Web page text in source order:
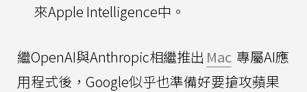
來Apple Intelligence中。
繼OpenAI與Anthropic相繼推出 Mac 專屬AI應
用程式後，Google似乎也準備好要搶攻蘋果